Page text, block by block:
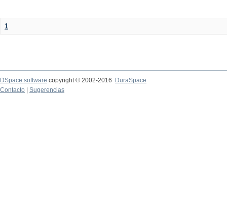
1
DSpace software copyright © 2002-2016
DuraSpace
Contacto
Sugerencias